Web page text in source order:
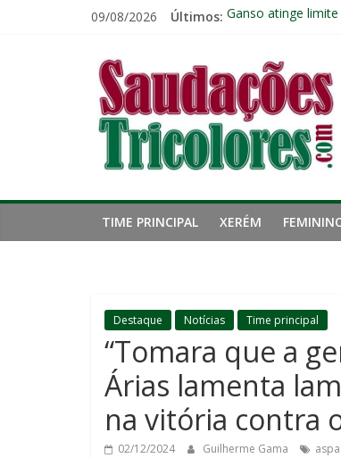
09/08/2026 Últimos: Ganso atinge
Com os reservas,
Ignácio celebra
Saudações
Tricolores
TIME PRINCIPAL XERÉM
Destaque Notícias Time principal
“Tomara que a
Árias lamenta
na vitória contra
02/12/2024 Guilherme Gama